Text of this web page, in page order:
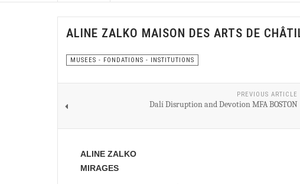
ALINE ZALKO MAISON DES ARTS DE
MUSEES - FONDATIONS - INSTITUTIONS
PREVIOUS ARTICLE
Dalí Disruption and Devotion MFA BOSTON
ALINE ZALKO
MIRAGES